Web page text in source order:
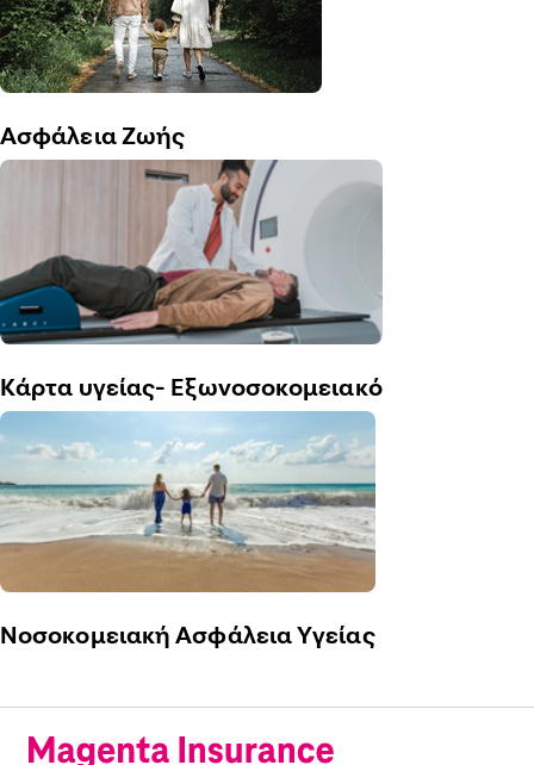
Ασφάλεια Ζωής
Κάρτα υγείας- Εξωνοσοκομειακό
Νοσοκομειακή Ασφάλεια Υγείας